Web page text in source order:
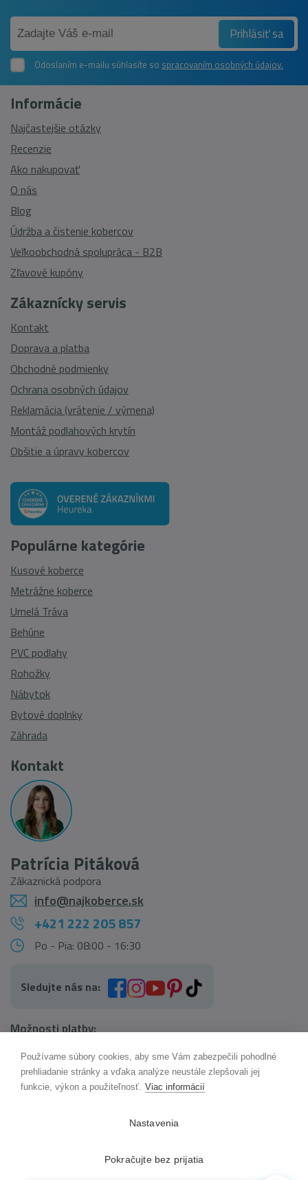
Prihlásiť sa
Odoslaním e-mailu súhlasíte so spracovaním osobných údajov.
Zákaznícky servis
Kontakt
Doprava a platba
Obchodné podmienky
Ochrana osobných údajov
Reklamácia (vrátenie / výmena)
Montáž podlahových krytín
Obšitie a úpravy kobercov
Informácie
Najčastejšie otázky
Recenzie
Ako nakupovať
O nás
Blog
Údržba a čistenie kobercov
Veľkoobchodná spolupráca - B2B
Zľavové kupóny
Populárne kategórie
Kusové koberce
Metrážne koberce
Umelá Tráva
Behúne
PVC podlahy
Rohožky
Nábytok
Bytové doplnky
Záhrada
Kontakt
Patrícia Pitáková
Zákaznická podpora
info@najkoberce.sk
+421 222 205 857
Po - Pia: 08:00 - 16:30
Sledujte nás na:
Možnosti platby:
AI pomocník Maxík
Online
Používame súbory cookies, aby sme Vám zabezpečili pohodlné
prehliadanie stránky a vďaka analýze neustále zlepšovali jej
funkcie, výkon a použiteľnosť. Viac informácií
Nastavenia
Pokračujte bez prijatia